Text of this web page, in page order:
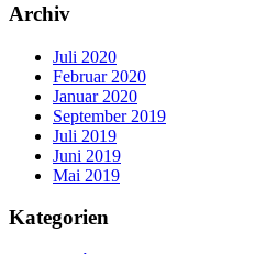
Archiv
Juli 2020
Februar 2020
Januar 2020
September 2019
Juli 2019
Juni 2019
Mai 2019
Kategorien